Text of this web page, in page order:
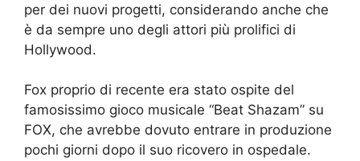
per dei nuovi progetti, considerando anche che
è da sempre uno degli attori più prolifici di
Hollywood.
Fox proprio di recente era stato ospite del
famosissimo gioco musicale “Beat Shazam” su
FOX, che avrebbe dovuto entrare in produzione
pochi giorni dopo il suo ricovero in ospedale.